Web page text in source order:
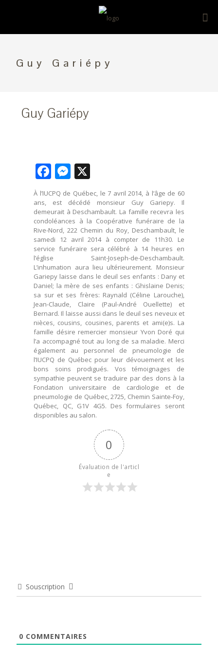
Guy Gariépy
Guy Gariépy
Facebook
Messenger
À l’IUCPQ de Québec, le 7 avril 2014, à l’âge de 60
ans, est décédé monsieur Guy Gariepy. Il
demeurait à Deschambault. La famille recevra les
condoléances à la Coopérative funéraire de la
Rive-Nord, 222 Chemin du Roy, Deschambault, le
samedi 12 avril 2014 à compter de 11h30. Le
service funéraire sera célébré à 14 heures en
l’église Saint-Joseph-de-Deschambault.
L’inhumation aura lieu ultérieurement. Monsieur
Gariepy laisse dans le deuil ses enfants : Dany et
Daniel; la mère de ses enfants : Ghislaine Denis;
sa sur et ses frères: Raynald (Céline Larouche),
Jean-Claude, Claire (Paul-André Ouellette) et
Bernard. Il laisse aussi dans le deuil ses neveux et
nièces, cousins, cousines, parents et ami(e)s. La
famille désire remercier monsieur Yvon Doré qui
l’a accompagné tout au long de sa maladie. Merci
également au personnel de pneumologie de
l’IUCPQ de Québec pour leur dévouement et les
bons soins prodigués. Vos témoignages de
sympathie peuvent se traduire par des dons à la
Fondation universitaire de cardiologie et de
pneumologie de Québec, 2725, Chemin Sainte-Foy,
Québec, QC, G1V 4G5. Des formulaires seront
disponibles au salon.
0
Évaluation de l'articl
e
Souscription
0 COMMENTAIRES